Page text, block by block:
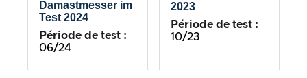
Damastmesser im
Test 2024
Période de test :
06/24
2023
Période de test :
10/23